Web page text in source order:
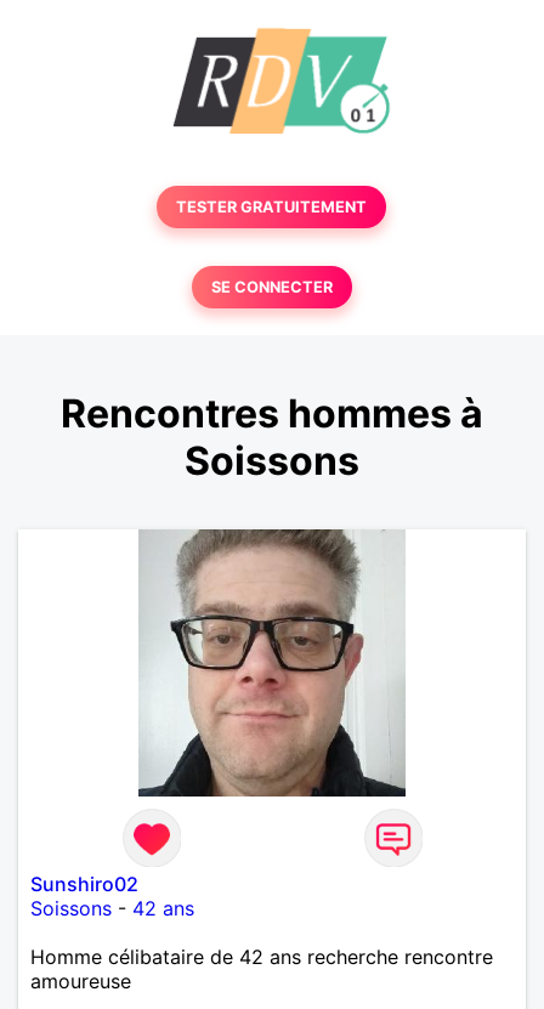
TESTER GRATUITEMENT
SE CONNECTER
Rencontres hommes à
Soissons
Sunshiro02
Soissons - 42 ans
Homme célibataire de 42 ans recherche rencontre
amoureuse